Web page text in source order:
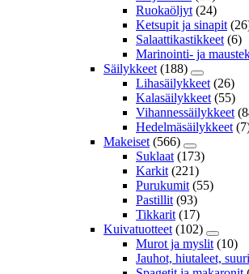
Ruokaöljyt (24)
Ketsupit ja sinapit
Salaattikastikkeet (6)
Marinointi- ja
Säilykkeet (188)
Lihasäilykkeet (26)
Kalasäilykkeet (55)
Vihannessäilykkeet
Hedelmäsäilykkeet
Makeiset (566)
Suklaat (173)
Karkit (221)
Purukumit (55)
Pastillit (93)
Tikkarit (17)
Kuivatuotteet (102)
Murot ja myslit (10)
Jauhot, hiutaleet,